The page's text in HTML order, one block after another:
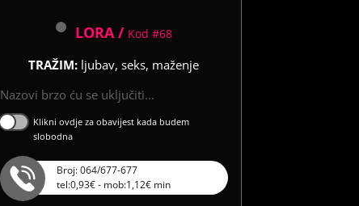
LORA / Kod #68
TRAŽIM: ljubav, seks, maženje
Nazovi brzo ću se uključiti...
Klikni ovdje za obavijest kada budem
slobodna
Broj: 064/677-677
tel:0,93€ - mob:1,12€ min